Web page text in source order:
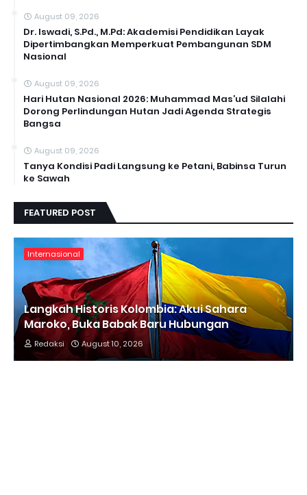
August 09, 2026
Dr. Iswadi, S.Pd., M.Pd: Akademisi Pendidikan Layak
Dipertimbangkan Memperkuat Pembangunan SDM
Nasional
August 09, 2026
Hari Hutan Nasional 2026: Muhammad Mas’ud Silalahi
Dorong Perlindungan Hutan Jadi Agenda Strategis
Bangsa
August 09, 2026
Tanya Kondisi Padi Langsung ke Petani, Babinsa Turun
ke Sawah
FEATURED POST
Internasional
Langkah Historis Kolombia: Akui Sahara
Maroko, Buka Babak Baru Hubungan
Redaksi August 10, 2026